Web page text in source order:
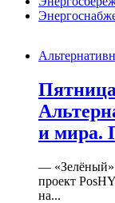
Пятница
и мира.
— «Зелёный»
проект
на...